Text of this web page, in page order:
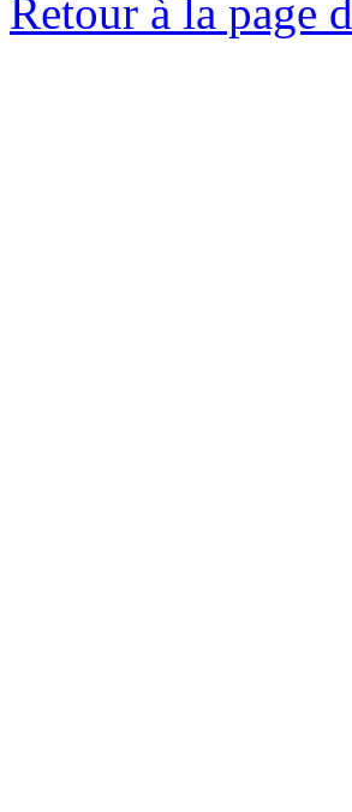
Retour à la page